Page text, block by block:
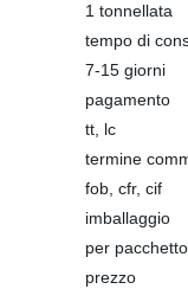
1 tonnellata
tempo di
7-15 giorni
pagamento
tt, lc
termine
fob, cfr, cif
imballaggio
per pacchetto
prezzo